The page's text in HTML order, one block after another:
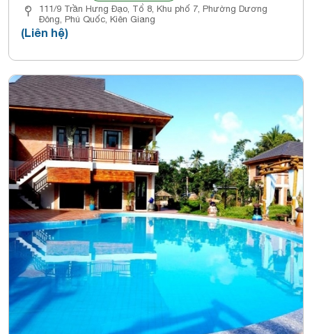
111/9 Trần Hưng Đạo, Tổ 8, Khu phố 7, Phường Dương
Đông, Phú Quốc, Kiên Giang
(Liên hệ)